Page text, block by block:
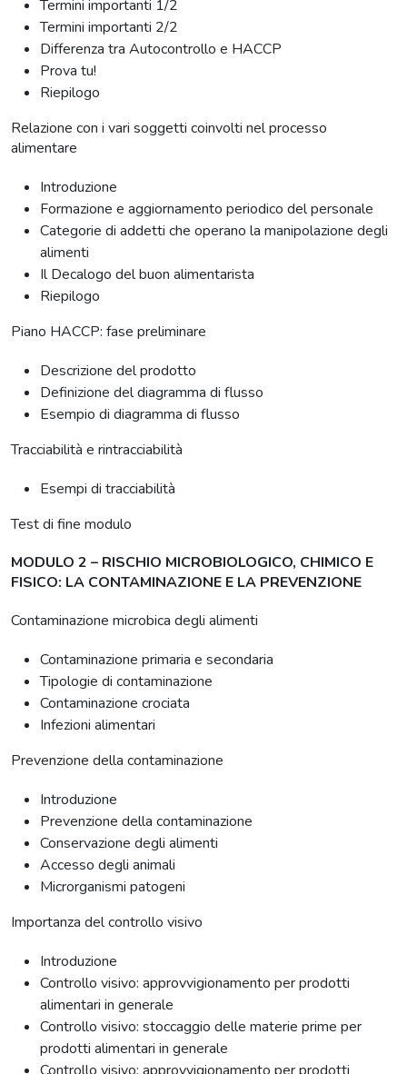
Termini importanti 1/2
Termini importanti 2/2
Differenza tra Autocontrollo e HACCP
Prova tu!
Riepilogo
Relazione con i vari soggetti coinvolti nel processo
alimentare
Introduzione
Formazione e aggiornamento periodico del personale
Categorie di addetti che operano la manipolazione degli
alimenti
Il Decalogo del buon alimentarista
Riepilogo
Piano HACCP: fase preliminare
Descrizione del prodotto
Definizione del diagramma di flusso
Esempio di diagramma di flusso
Tracciabilità e rintracciabilità
Esempi di tracciabilità
Test di fine modulo
MODULO 2 – RISCHIO MICROBIOLOGICO, CHIMICO E
FISICO: LA CONTAMINAZIONE E LA PREVENZIONE
Contaminazione microbica degli alimenti
Contaminazione primaria e secondaria
Tipologie di contaminazione
Contaminazione crociata
Infezioni alimentari
Prevenzione della contaminazione
Introduzione
Prevenzione della contaminazione
Conservazione degli alimenti
Accesso degli animali
Microrganismi patogeni
Importanza del controllo visivo
Introduzione
Controllo visivo: approvvigionamento per prodotti
alimentari in generale
Controllo visivo: stoccaggio delle materie prime per
prodotti alimentari in generale